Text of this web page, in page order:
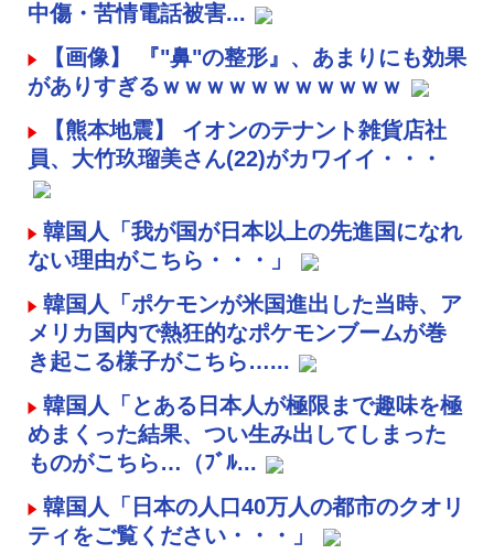
中傷・苦情電話被害...
【画像】 『"鼻"の整形』、あまりにも効果
がありすぎるｗｗｗｗｗｗｗｗｗｗｗ
【熊本地震】 イオンのテナント雑貨店社
員、大竹玖瑠美さん(22)がカワイイ・・・
韓国人「我が国が日本以上の先進国になれ
ない理由がこちら・・・」
韓国人「ポケモンが米国進出した当時、ア
メリカ国内で熱狂的なポケモンブームが巻
き起こる様子がこちら…...
韓国人「とある日本人が極限まで趣味を極
めまくった結果、つい生み出してしまった
ものがこちら…（ﾌﾞﾙ...
韓国人「日本の人口40万人の都市のクオリ
ティをご覧ください・・・」